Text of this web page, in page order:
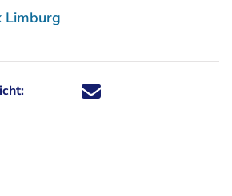
Limburg
Deel dit nieuwsbericht via X -
Deel dit nieuwsbericht via
Deel dit nieuwsbericht
Deel dit